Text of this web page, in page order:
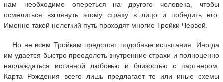
нам необходимо опереться на другого человека, чтобы
осмелиться взглянуть этому страху в лицо и победить его.
Именно такой нелегкий путь проходят многие Тройки Червей.
Но не всем Тройкам предстоят подобные испытания. Иногда
им удается быстро преодолеть внутренние страхи и полноценно
наслаждаться истинной любовью и близостью с партнером.
Карта Рождения всего лишь предлагает те или иные схемы